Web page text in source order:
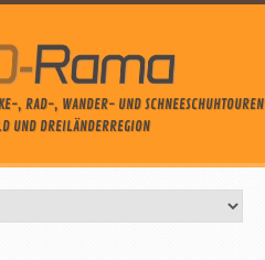
, RAD-, WANDER- UND SCHNEESCHUHTOUREN
UND DREILÄNDERREGION